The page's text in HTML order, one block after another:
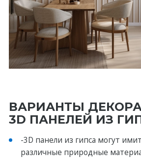
ВАРИАНТЫ
3D ПАНЕЛЕЙ ИЗ
-3D панели из гипса могут
рaзличные природные